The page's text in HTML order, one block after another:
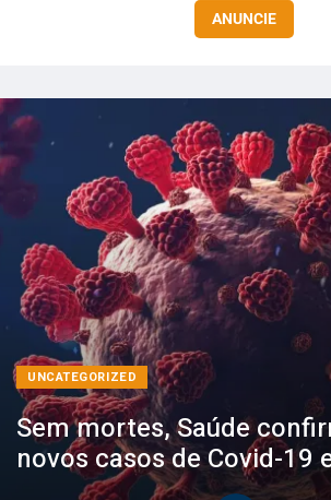
ANUNCIE
UNCATEGORIZED
Sem mortes, Saúde
novos casos de Covid-19